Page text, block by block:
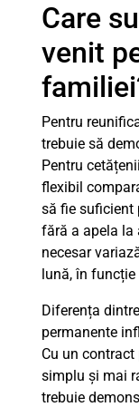
Care
venit
Pentru
trebuie să
Pentru
flexibil
să fie suficient
fără a apela la
necesar
lună, în
Diferența
permanente
Cu un
simplu și mai
trebuie